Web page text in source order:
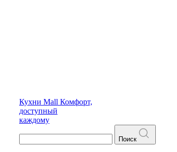
Кухни Mall Комфорт,
доступный
каждому
Поиск